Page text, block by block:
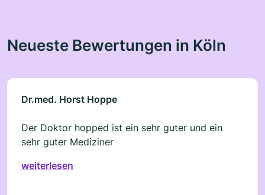
Neueste Bewertungen in Köln
Dr.med. Horst Hoppe
Der Doktor hopped ist ein sehr guter und ein
sehr guter Mediziner
weiterlesen